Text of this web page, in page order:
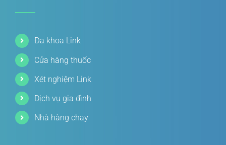
Đa khoa Link
Cửa hàng thuốc
Xét nghiệm Link
Dịch vụ gia đình
Nhà hàng chay